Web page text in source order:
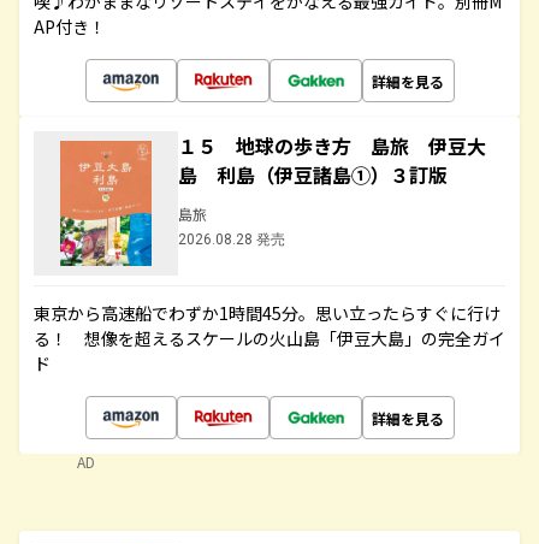
AP付き！
詳細を見る
１５ 地球の歩き方 島旅 伊豆大
島 利島（伊豆諸島①）３訂版
島旅
2026.08.28 発売
東京から高速船でわずか1時間45分。思い立ったらすぐに行け
る！ 想像を超えるスケールの火山島「伊豆大島」の完全ガイ
ド
詳細を見る
AD